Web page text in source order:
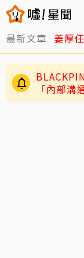
最新文章 姜厚
「內部溝